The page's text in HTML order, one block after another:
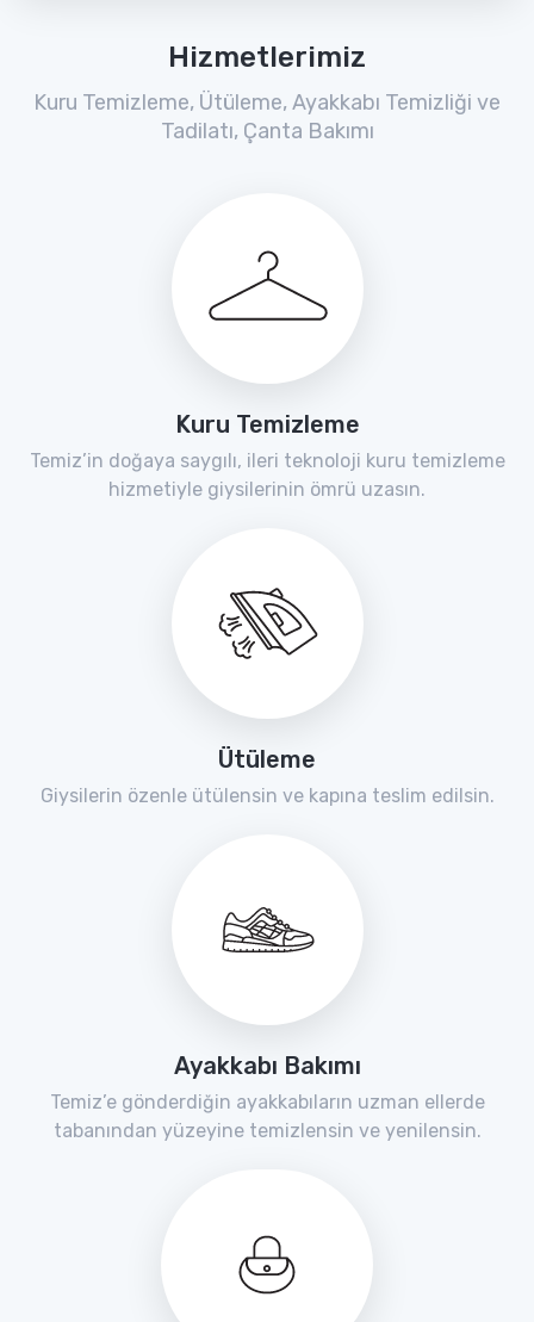
Hizmetlerimiz
Kuru Temizleme, Ütüleme, Ayakkabı Temizliği ve
Tadilatı, Çanta Bakımı
Kuru Temizleme
Temiz’in doğaya saygılı, ileri teknoloji kuru temizleme
hizmetiyle giysilerinin ömrü uzasın.
Ütüleme
Giysilerin özenle ütülensin ve kapına teslim edilsin.
Ayakkabı Bakımı
Temiz’e gönderdiğin ayakkabıların uzman ellerde
tabanından yüzeyine temizlensin ve yenilensin.